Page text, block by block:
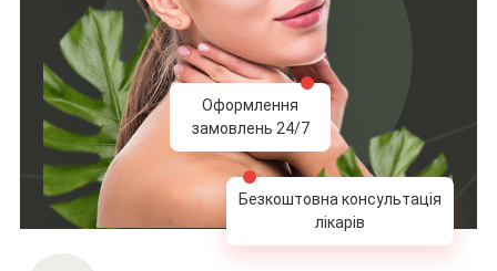
Оформлення
замовлень 24/7
Безкоштовна консультація
лікарів